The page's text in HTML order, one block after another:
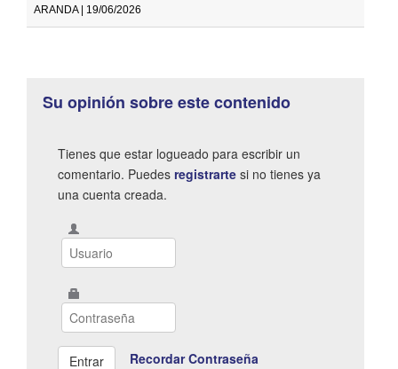
ARANDA | 19/06/2026
Su opinión sobre este contenido
Tienes que estar logueado para escribir un
comentario. Puedes registrarte si no tienes ya
una cuenta creada.
Recordar Contraseña